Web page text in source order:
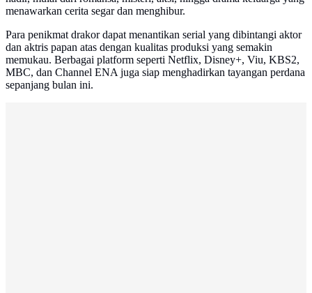
menawarkan cerita segar dan menghibur.
Para penikmat drakor dapat menantikan serial yang dibintangi aktor
dan aktris papan atas dengan kualitas produksi yang semakin
memukau. Berbagai platform seperti Netflix, Disney+, Viu, KBS2,
MBC, dan Channel ENA juga siap menghadirkan tayangan perdana
sepanjang bulan ini.